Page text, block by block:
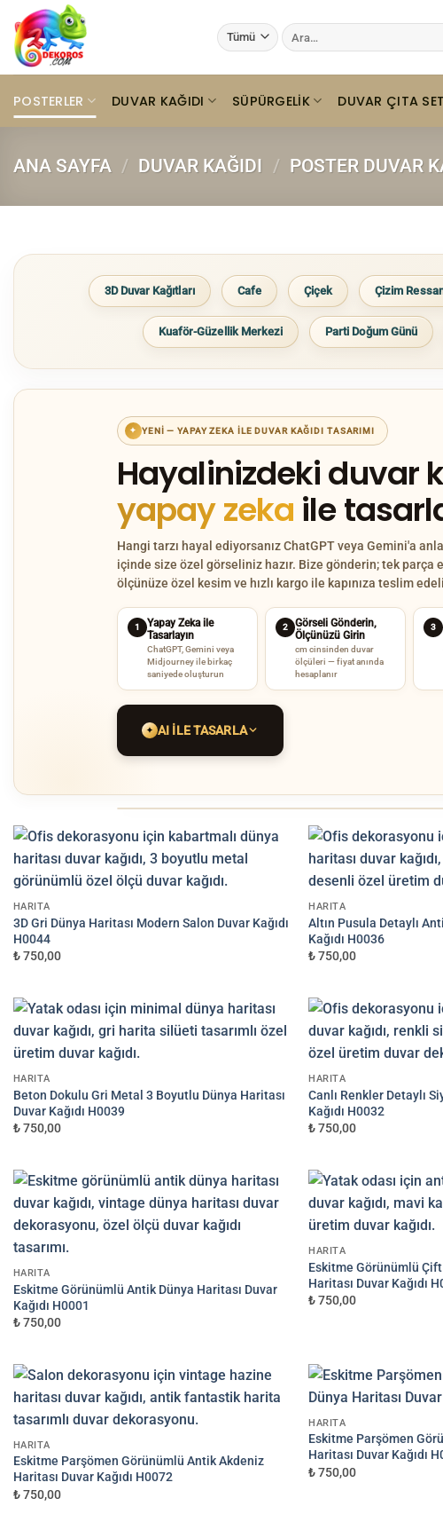
İçeriğe
atla
Ara:
POSTERLER DUVAR KAĞIDI SÜPÜRGELIK DUVAR ÇITA
ANA SAYFA / DUVAR KAĞIDI / POSTER DUVAR
3D Duvar Kağıtları Cafe Çiçek Çizim
Kuaför-Güzellik Merkezi Parti Doğum Günü
✦ YENI — YAPAY ZEKA ILE DUVAR KAĞIDI TASARIMI
Hayalinizdeki duvar
yapay zeka ile
Hangi tarzı hayal ediyorsanız ChatGPT veya Gemini'a
içinde size özel görseliniz hazır. Bize gönderin; tek parça
ölçünüze özel kesim ve hızlı kargo ile kapınıza teslim
1
Yapay Zeka ile
Tasarlayın
ChatGPT, Gemini veya
Midjourney ile birkaç
saniyede oluşturun
2
Görseli Gönderin,
Ölçünüzü Girin
cm cinsinden duvar
ölçüleri — fiyat anında
hesaplanır
3
✦ AI ILE TASARLA
1 KAĞIT KALITESINI SEÇIN
GENIŞLIK (CM)
Uygulama Seti İstiyorum
TAHMINI TOPLAM
—₺
Ölçü ve kağıt seçimini yapın
YAPAY ZEKA GÖRSELINIZI EKLEYIN
GÖRSEL LINKI (DRIVE / DROPBOX / WETRANSFER)
E-posta ile de gönderebilirsiniz:
info@dekoros.com
HARITA
3D Gri Dünya Haritası Modern Salon Duvar Kağıdı
H0044
₺ 750,00
HARITA
Altın Pusula Detaylı
Kağıdı H0036
₺ 750,00
HARITA
Beton Dokulu Gri Metal 3 Boyutlu Dünya Haritası
Duvar Kağıdı H0039
₺ 750,00
HARITA
Canlı Renkler Detaylı
Kağıdı H0032
₺ 750,00
HARITA
Eskitme Görünümlü Antik Dünya Haritası Duvar
Kağıdı H0001
₺ 750,00
HARITA
Eskitme Görünümlü Çift
Haritası Duvar Kağıdı
₺ 750,00
HARITA
Eskitme Parşömen Görünümlü Antik Akdeniz
Haritası Duvar Kağıdı H0072
₺ 750,00
HARITA
Eskitme Parşömen
Haritası Duvar Kağıdı
₺ 750,00